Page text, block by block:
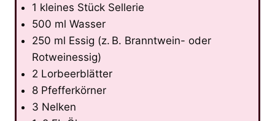
1 kleines Stück Sellerie
500 ml Wasser
250 ml Essig (z. B. Branntwein- oder
Rotweinessig)
2 Lorbeerblätter
8 Pfefferkörner
3 Nelken